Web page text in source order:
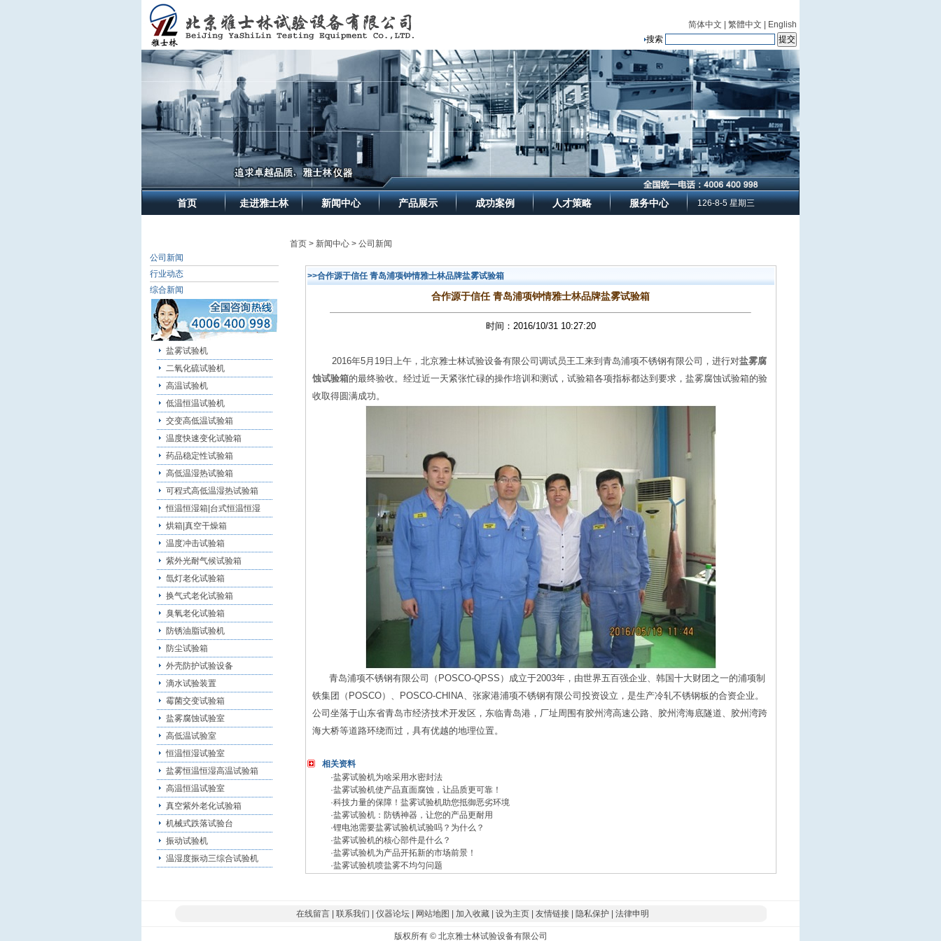
简体中文 繁體中文
English
搜索
首页 走进雅士林 新闻中心 产品展示 成功案例 人才策略 服务中心 126-8-5 星期三
公司新闻
行业动态
综合新闻
盐雾试验机
二氧化硫试验机
高温试验机
低温恒温试验机
交变高低温试验箱
温度快速变化试验箱
药品稳定性试验箱
高低温湿热试验箱
可程式高低温湿热试验箱
恒温恒湿箱|台式恒温恒湿
烘箱|真空干燥箱
温度冲击试验箱
紫外光耐气候试验箱
氙灯老化试验箱
换气式老化试验箱
臭氧老化试验箱
防锈油脂试验机
防尘试验箱
外壳防护试验设备
滴水试验装置
霉菌交变试验箱
盐雾腐蚀试验室
高低温试验室
恒温恒湿试验室
盐雾恒温恒湿高温试验箱
高温恒温试验室
真空紫外老化试验箱
机械式跌落试验台
振动试验机
温湿度振动三综合试验机
首页 > 新闻中心 > 公司新闻
>>合作源于信任 青岛浦项钟情雅士林品牌盐雾试验箱
合作源于信任 青岛浦项钟情雅士林品牌盐雾试验箱
时间：2016/10/31 10:27:20
2016年5月 19日上午，北京雅士林试验设备有限公司调试员王工来到青岛浦项不锈钢有限公司，进行对盐雾腐
蚀试验箱的最终验收。经过近一天紧张忙碌的操作培训和测试，试验箱各项指标都达到要求，盐雾腐蚀试验箱的验
收取得圆满成功。
青岛浦项不锈钢有限公司（ POSCO-QPSS ）成立于2003年，由世界五百强企业、韩国十大财团之一的浦项制
铁集团（ POSCO）、 POSCO-CHINA、张家港浦项不锈钢有限公司投资设立，是生产冷轧不锈钢板的合资企业。
公司坐落于山东省青岛市经济技术开发区，东临青岛港，厂址周围有胶州湾高速公路、胶州湾海底隧道、胶州湾跨
海大桥等道路环绕而过，具有优越的地理位置。
相关资料
·盐雾试验机为啥采用水密封法
·盐雾试验机使产品直面腐蚀，让品质更可靠！
·科技力量的保障！盐雾试验机助您抵御恶劣环境
·盐雾试验机：防锈神器，让您的产品更耐用
·锂电池需要盐雾试验机试验吗？为什么？
·盐雾试验机的核心部件是什么？
·盐雾试验机为产品开拓新的市场前景！
·盐雾试验机喷盐雾不均匀问题
在线留言 联系我们 仪器论坛 网站地图 加入收藏 设为主页 友情链接 隐私保护 法律申明
版权所有© 北京雅士林试验设备有限公司